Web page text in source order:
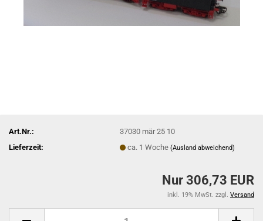
Art.Nr.:
37030 mär 25 10
Lieferzeit:
ca. 1 Woche(Ausland abweichend)
Nur 306,73 EUR
inkl. 19% MwSt. zzgl. Versand